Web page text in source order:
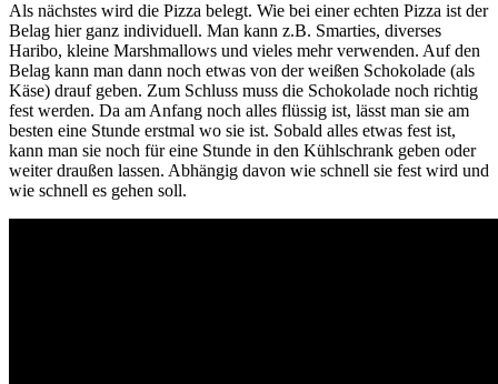
Als nächstes wird die Pizza belegt. Wie bei einer echten Pizza ist der
Belag hier ganz individuell. Man kann z.B. Smarties, diverses
Haribo, kleine Marshmallows und vieles mehr verwenden. Auf den
Belag kann man dann noch etwas von der weißen Schokolade (als
Käse) drauf geben. Zum Schluss muss die Schokolade noch richtig
fest werden. Da am Anfang noch alles flüssig ist, lässt man sie am
besten eine Stunde erstmal wo sie ist. Sobald alles etwas fest ist,
kann man sie noch für eine Stunde in den Kühlschrank geben oder
weiter draußen lassen. Abhängig davon wie schnell sie fest wird und
wie schnell es gehen soll.